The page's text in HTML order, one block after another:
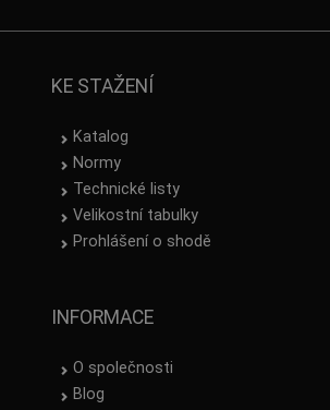
KE STAŽENÍ
Katalog
Normy
Technické listy
Velikostní tabulky
Prohlášení o shodě
INFORMACE
O společnosti
Blog